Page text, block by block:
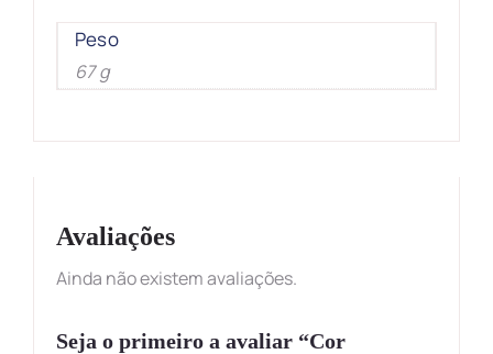
Peso
67 g
Avaliações
Ainda não existem avaliações.
Seja o primeiro a avaliar “Cor